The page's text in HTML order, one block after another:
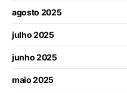
agosto 2025
julho 2025
junho 2025
maio 2025